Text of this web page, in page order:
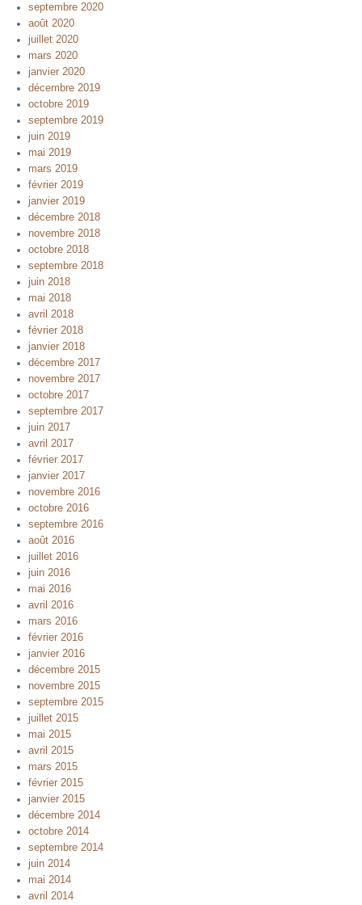
septembre 2020
août 2020
juillet 2020
mars 2020
janvier 2020
décembre 2019
octobre 2019
septembre 2019
juin 2019
mai 2019
mars 2019
février 2019
janvier 2019
décembre 2018
novembre 2018
octobre 2018
septembre 2018
juin 2018
mai 2018
avril 2018
février 2018
janvier 2018
décembre 2017
novembre 2017
octobre 2017
septembre 2017
juin 2017
avril 2017
février 2017
janvier 2017
novembre 2016
octobre 2016
septembre 2016
août 2016
juillet 2016
juin 2016
mai 2016
avril 2016
mars 2016
février 2016
janvier 2016
décembre 2015
novembre 2015
septembre 2015
juillet 2015
mai 2015
avril 2015
mars 2015
février 2015
janvier 2015
décembre 2014
octobre 2014
septembre 2014
juin 2014
mai 2014
avril 2014